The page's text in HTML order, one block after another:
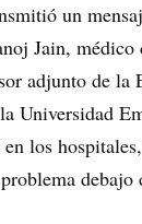
un
Jain, médico
adjunto de la
Universidad
en los
debajo